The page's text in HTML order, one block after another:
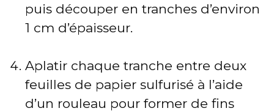
puis découper en tranches d’environ
1 cm d’épaisseur.
Aplatir chaque tranche entre deux
feuilles de papier sulfurisé à l’aide
d’un rouleau pour former de fins